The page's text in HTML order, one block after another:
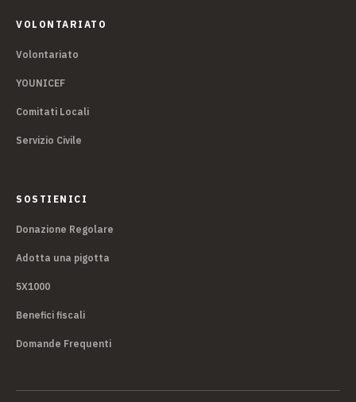
VOLONTARIATO
Volontariato
YOUNICEF
Comitati Locali
Servizio Civile
SOSTIENICI
Donazione Regolare
Adotta una pigotta
5X1000
Benefici fiscali
Domande Frequenti